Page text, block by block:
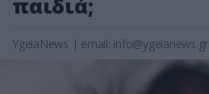
παιδιά;
YgeiaNews | email: info@ygeianews.gr